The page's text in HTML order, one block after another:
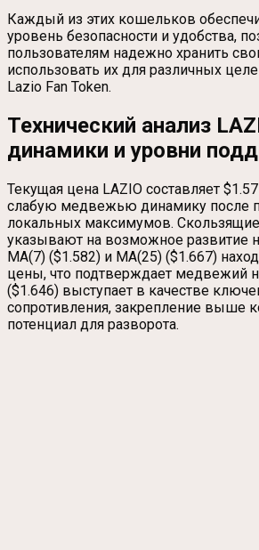
Каждый из этих кошельков
уровень безопасности и удобства,
пользователям надежно хранить
использовать их для различных
Lazio Fan Token.
Технический анализ
динамики и уровни
Текущая цена LAZIO составляет
слабую медвежью динамику после
локальных максимумов.
указывают на возможное развитие
MA(7) ($1.582) и MA(25) ($1.667)
цены, что подтверждает медвежий
($1.646) выступает в качестве
сопротивления, закрепление выше
потенциал для разворота.